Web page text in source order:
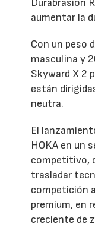
aumentar la
Con un peso
masculina y
Skyward X 2
están
neutra.
El
HOKA en un
competitivo,
trasladar
competición
premium, en
creciente de